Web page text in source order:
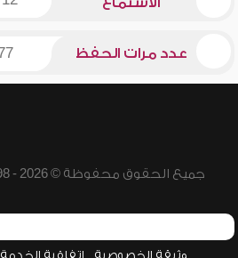
عدد مرات الحفظ
جميع الحقوق محفوظة © 2026 - 1998 لشبكة إسلام ويب
وثيقة الخصوصية اتفاقية الخدمة